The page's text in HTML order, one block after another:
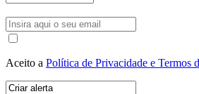
Aceito a Política de Privacidade e Termos